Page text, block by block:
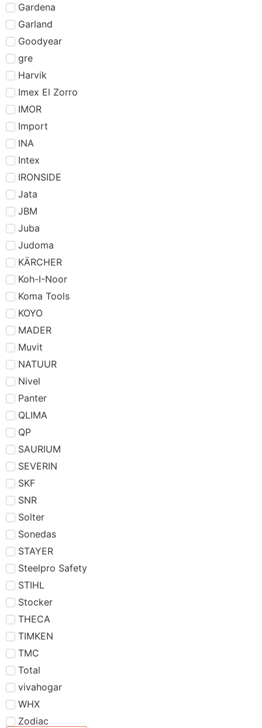
Gardena
Garland
Goodyear
gre
Harvik
Imex El Zorro
IMOR
Import
INA
Intex
IRONSIDE
Jata
JBM
Juba
Judoma
KÄRCHER
Koh-I-Noor
Koma Tools
KOYO
MADER
Muvit
NATUUR
Nivel
Panter
QLIMA
QP
SAURIUM
SEVERIN
SKF
SNR
Solter
Sonedas
STAYER
Steelpro Safety
STIHL
Stocker
THECA
TIMKEN
TMC
Total
vivahogar
WHX
Zodiac